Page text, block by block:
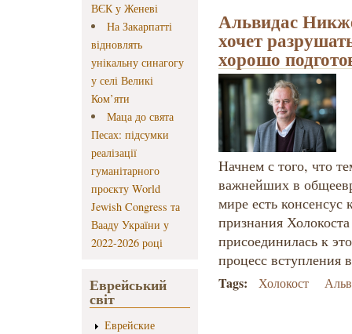
ВЄК у Женеві
На Закарпатті
відновлять
унікальну синагогу
у селі Великі
Ком’яти
Маца до свята
Песах: підсумки
реалізації
гуманітарного
проєкту World
Jewish Congress та
Вааду України у
2022-2026 році
Еврейський
світ
Еврейские
Альвидас
хочет
хорошо
Начнем с того, что
важнейших в
мире есть консенсус
признания
присоединилась к
процесс
Tags: Холокост